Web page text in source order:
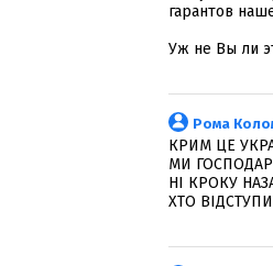
гарантов
Уж не Вы ли
Рома
КРИМ ЦЕ
МИ
НІ КРОКУ
ХТО